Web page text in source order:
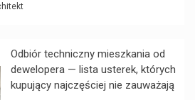
Odbiór techniczny mieszkania od
dewelopera — lista usterek, których
kupujący najczęściej nie zauważają